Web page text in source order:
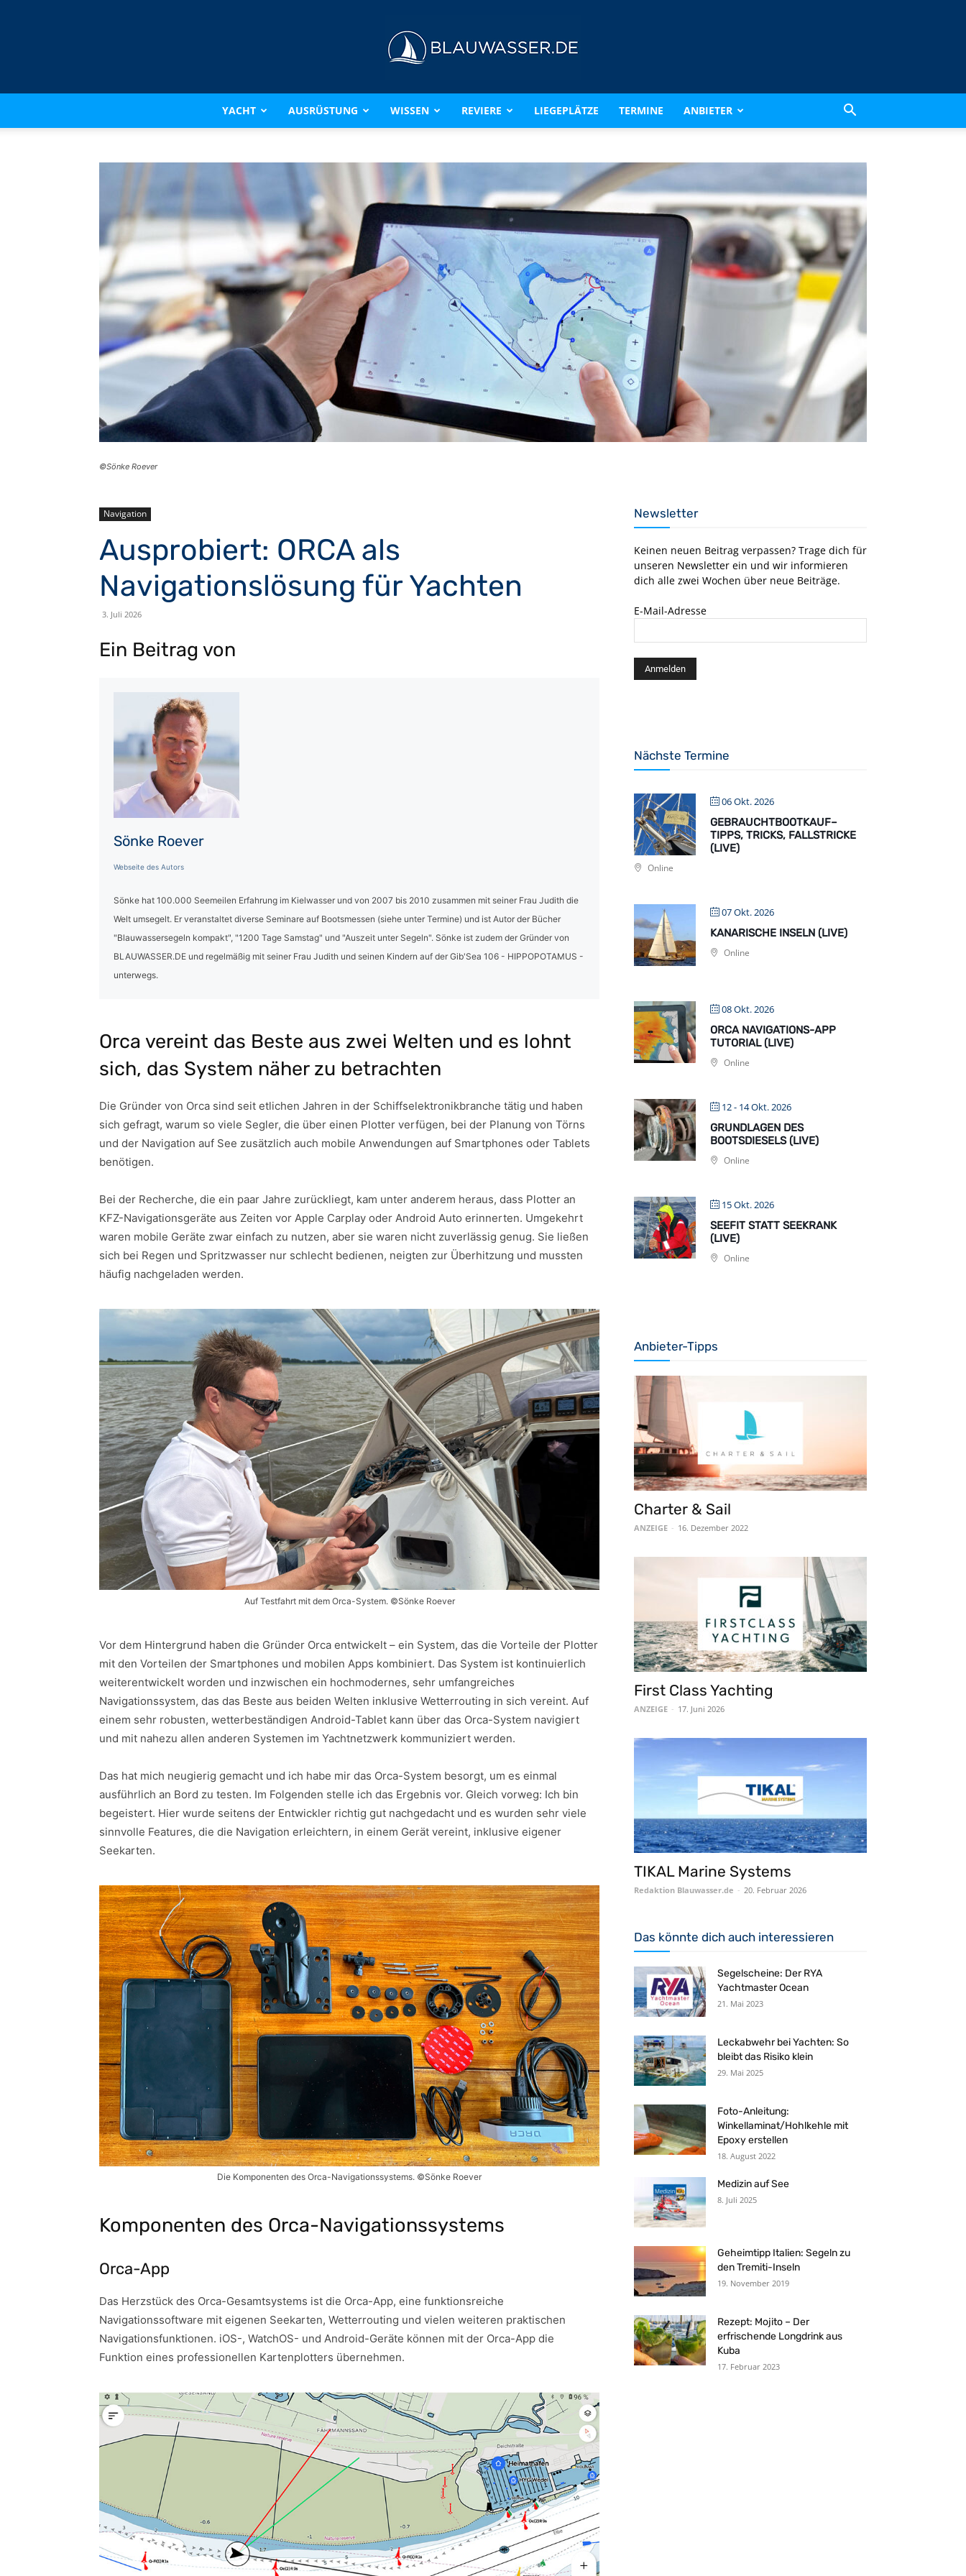
BLAUWASSER.DE
YACHT AUSRÜSTUNG WISSEN REVIERE LIEGEPLÄTZE TERMINE ANBIETER
©Sönke Roever
Navigation
Ausprobiert: ORCA als
Navigationslösung für Yachten
3. Juli 2026
Ein Beitrag von
Sönke Roever
Webseite des Autors
Sönke hat 100.000 Seemeilen Erfahrung im Kielwasser und von 2007 bis 2010 zusammen mit seiner Frau Judith die
Welt umsegelt. Er veranstaltet diverse Seminare auf Bootsmessen (siehe unter Termine) und ist Autor der Bücher
"Blauwassersegeln kompakt", "1200 Tage Samstag" und "Auszeit unter Segeln". Sönke ist zudem der Gründer von
BLAUWASSER.DE und regelmäßig mit seiner Frau Judith und seinen Kindern auf der Gib'Sea 106 - HIPPOPOTAMUS -
unterwegs.
Orca vereint das Beste aus zwei Welten und es lohnt
sich, das System näher zu betrachten
Die Gründer von Orca sind seit etlichen Jahren in der Schiffselektronikbranche tätig und haben
sich gefragt, warum so viele Segler, die über einen Plotter verfügen, bei der Planung von Törns
und der Navigation auf See zusätzlich auch mobile Anwendungen auf Smartphones oder Tablets
benötigen.
Bei der Recherche, die ein paar Jahre zurückliegt, kam unter anderem heraus, dass Plotter an
KFZ-Navigationsgeräte aus Zeiten vor Apple Carplay oder Android Auto erinnerten. Umgekehrt
waren mobile Geräte zwar einfach zu nutzen, aber sie waren nicht zuverlässig genug. Sie ließen
sich bei Regen und Spritzwasser nur schlecht bedienen, neigten zur Überhitzung und mussten
häufig nachgeladen werden.
Auf Testfahrt mit dem Orca-System. ©Sönke Roever
Vor dem Hintergrund haben die Gründer Orca entwickelt – ein System, das die Vorteile der Plotter
mit den Vorteilen der Smartphones und mobilen Apps kombiniert. Das System ist kontinuierlich
weiterentwickelt worden und inzwischen ein hochmodernes, sehr umfangreiches
Navigationssystem, das das Beste aus beiden Welten inklusive Wetterrouting in sich vereint. Auf
einem sehr robusten, wetterbeständigen Android-Tablet kann über das Orca-System navigiert
und mit nahezu allen anderen Systemen im Yachtnetzwerk kommuniziert werden.
Das hat mich neugierig gemacht und ich habe mir das Orca-System besorgt, um es einmal
ausführlich an Bord zu testen. Im Folgenden stelle ich das Ergebnis vor. Gleich vorweg: Ich bin
begeistert. Hier wurde seitens der Entwickler richtig gut nachgedacht und es wurden sehr viele
sinnvolle Features, die die Navigation erleichtern, in einem Gerät vereint, inklusive eigener
Seekarten.
Die Komponenten des Orca-Navigationssystems. ©Sönke Roever
Komponenten des Orca-Navigationssystems
Orca-App
Das Herzstück des Orca-Gesamtsystems ist die Orca-App, eine funktionsreiche
Navigationssoftware mit eigenen Seekarten, Wetterrouting und vielen weiteren praktischen
Navigationsfunktionen. iOS-, WatchOS- und Android-Geräte können mit der Orca-App die
Funktion eines professionellen Kartenplotters übernehmen.
Newsletter
Keinen neuen Beitrag verpassen? Trage dich für
unseren Newsletter ein und wir informieren
dich alle zwei Wochen über neue Beiträge.
E-Mail-Adresse
Nächste Termine
06 Okt. 2026
GEBRAUCHTBOOTKAUF–
TIPPS, TRICKS, FALLSTRICKE
(LIVE)
Online
07 Okt. 2026
KANARISCHE INSELN (LIVE)
Online
08 Okt. 2026
ORCA NAVIGATIONS-APP
TUTORIAL (LIVE)
Online
12 - 14 Okt. 2026
GRUNDLAGEN DES
BOOTSDIESELS (LIVE)
Online
15 Okt. 2026
SEEFIT STATT SEEKRANK
(LIVE)
Online
Anbieter-Tipps
Charter & Sail
ANZEIGE - 16. Dezember 2022
First Class Yachting
ANZEIGE - 17. Juni 2026
TIKAL Marine Systems
Redaktion Blauwasser.de - 20. Februar 2026
Das könnte dich auch interessieren
Segelscheine: Der RYA
Yachtmaster Ocean
21. Mai 2023
Leckabwehr bei Yachten: So
bleibt das Risiko klein
29. Mai 2025
Foto-Anleitung:
Winkellaminat/Hohlkehle mit
Epoxy erstellen
18. August 2022
Medizin auf See
8. Juli 2025
Geheimtipp Italien: Segeln zu
den Tremiti-Inseln
19. November 2019
Rezept: Mojito – Der
erfrischende Longdrink aus
Kuba
17. Februar 2023